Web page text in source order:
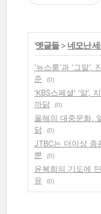
'옛글들> 네모난
'뉴스룸'과 '그알',
준
(0)
'KBS스페셜' ‘앎’,
까닭
(0)
올해의 대중문화,
닭
(0)
JTBC는 더이상 종
뿐
(0)
윤복희의 기도에
유
(0)